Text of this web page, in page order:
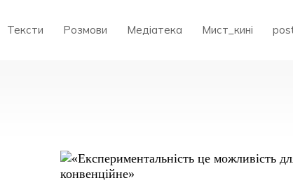
Тексти Розмови Медіатека Мист_кині